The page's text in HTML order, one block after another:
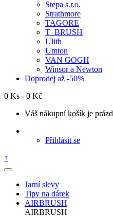
Stepa s.r.o.
Strathmore
TAGORE
T_BRUSH
Ulith
Umton
VAN GOGH
Winsor a Newton
Doprodej až -50%
0 Ks - 0 Kč
Váš nákupní košík je
Přihlásit se
↑
Jarní slevy
Tipy na dárek
AIRBRUSH
AIRBRUSH